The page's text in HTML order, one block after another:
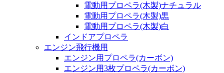
電動用プロペラ(木製)ナチュラル
電動用プロペラ(木製)黒
電動用プロペラ(木製)白
インドアプロペラ
エンジン飛行機用
エンジン用プロペラ(カーボン)
エンジン用3枚プロペラ(カーボン)